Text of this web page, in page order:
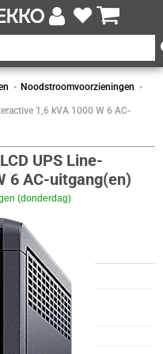
Noodstroomvoorzieningen
1,6 kVA 1000 W 6 AC-
UPS Line-
6 AC-uitgang(en)
(donderdag)